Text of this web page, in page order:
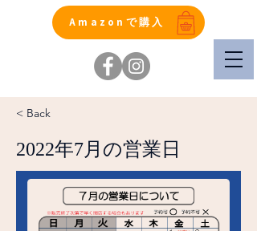
Amazonで購入
< Back
2022年7月の営業日